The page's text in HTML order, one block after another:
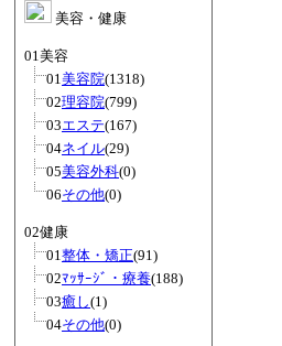
美容・健康
01美容
01美容院(1318)
02理容院(799)
03エステ(167)
04ネイル(29)
05美容外科(0)
06その他(0)
02健康
01整体・矯正(91)
02ﾏｯｻｰｼﾞ・療養(188)
03癒し(1)
04その他(0)